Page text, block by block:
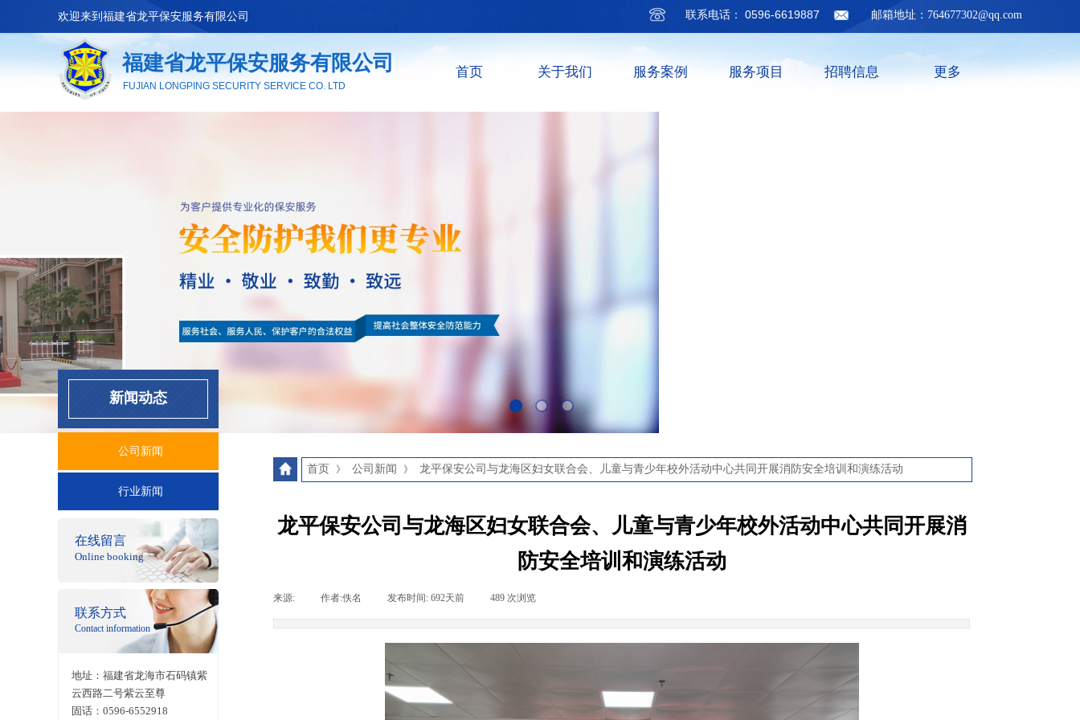
FUJIAN LONGPING SECURITY SERVICE CO. LTD
福建省龙平保安服务有限公司 首页 关于我们 服务案例 服务项目 招聘信息 更多
联系电话： 0596-6619887 邮箱地址： 764677302@qq.com
欢迎来到 福建省龙平保安服务有限公司
新闻动态
公司新闻
行业新闻
首页 》 公司新闻 》 龙平保安公司与龙海区妇女联合会、儿童与青少年校外活动中心共同开展消防安全培训和演练活动
龙平保安公司与龙海区妇女联合会、儿童与青少年校外活动中心共同开展消
防安全培训和演练活动
来源: 作者:佚名 发布时间: 692天前 489 次浏览
在线留言
Online booking
按钮文本
联系方式
Contact information
按钮文本
地址： 福建省龙海市石码镇紫
云西路二号紫云至尊
固话：0596-6552918